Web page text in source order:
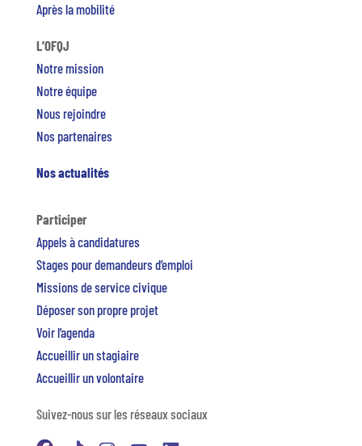
Après la mobilité
L’OFQJ
Notre mission
Notre équipe
Nous rejoindre
Nos partenaires
Nos actualités
Participer
Appels à candidatures
Stages pour demandeurs d’emploi
Missions de service civique
Déposer son propre projet
Voir l’agenda
Accueillir un stagiaire
Accueillir un volontaire
Suivez-nous sur les réseaux sociaux